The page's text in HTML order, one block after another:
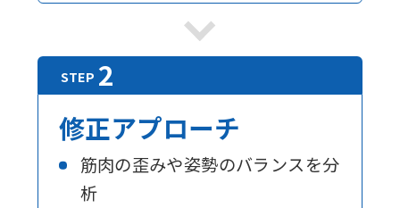
修正アプローチ
筋肉の歪みや姿勢のバランスを分
析